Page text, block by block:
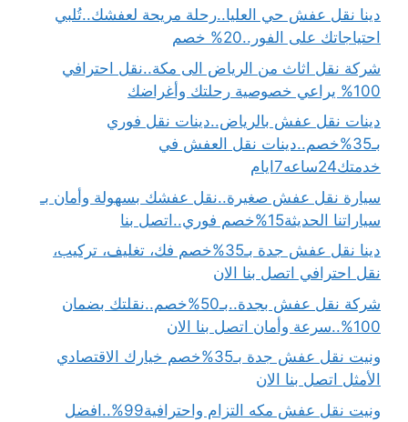
دينا نقل عفش حي العليا..رحلة مريحة لعفشك..تُلبي
احتياجاتك على الفور..20% خصم
شركة نقل اثاث من الرياض الى مكة..نقل احترافي
100% يراعي خصوصية رحلتك وأغراضك
دينات نقل عفش بالرياض..دينات نقل فوري
بـ35%خصم..دينات نقل العفش في
خدمتك24ساعه7ايام
سيارة نقل عفش صغيرة..نقل عفشك بسهولة وأمان بـ
سياراتنا الحديثة15%خصم فوري..اتصل بنا
دينا نقل عفش جدة بـ35%خصم فك، تغليف، تركيب،
نقل احترافي اتصل بنا الان
شركة نقل عفش بجدة..بـ50%خصم..نقلتك بضمان
100%..سرعة وأمان اتصل بنا الان
ونيت نقل عفش جدة بـ35%خصم خيارك الاقتصادي
الأمثل اتصل بنا الان
ونيت نقل عفش مكه التزام واحترافية99%..افضل